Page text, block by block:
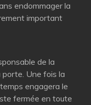
endommager la
important
de la
porte. Une fois la
engagera le
fermée en toute